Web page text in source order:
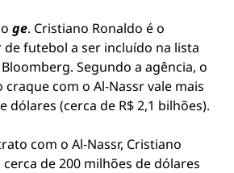
ge. Cristiano Ronaldo é o
futebol a ser incluído na lista
Segundo a agência, o
com o Al-Nassr vale mais
dólares (cerca de R$ 2,1 bilhões).
com o Al-Nassr, Cristiano
de 200 milhões de dólares